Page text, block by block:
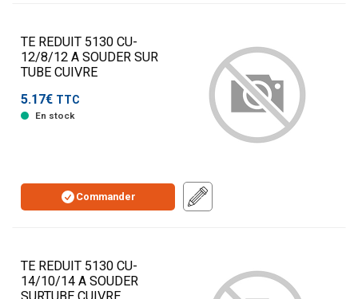
TE REDUIT 5130 CU-
12/8/12 A SOUDER SUR
TUBE CUIVRE
5.17€ TTC
En stock
Commander
TE REDUIT 5130 CU-
14/10/14 A SOUDER